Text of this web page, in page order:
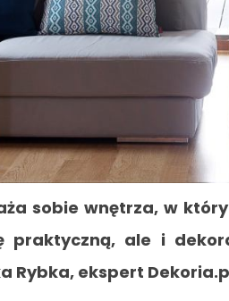
sobie wnętrza, w
praktyczną, ale i
Rybka, ekspert